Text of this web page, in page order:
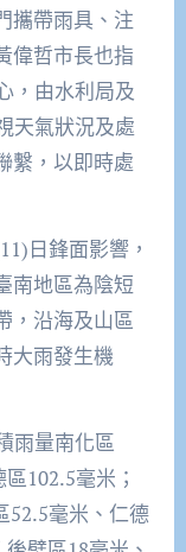
攜帶雨具、注
偉哲市長也指
，由水利局及
天氣狀況及處
繫，以即時處
日鋒面影響，
南地區為陰短
，沿海及山區
大雨發生機
雨量南化區
102.5毫米；
52.5毫米、仁德